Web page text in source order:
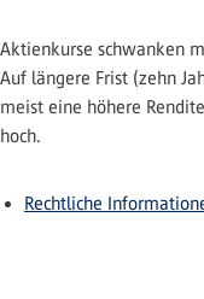
Aktienkurse schwanken
Auf längere Frist (zehn
meist eine höhere
hoch.
Rechtliche